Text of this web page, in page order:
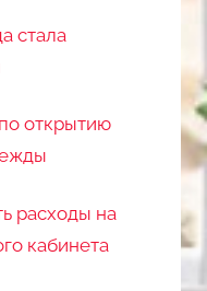
стала
открытию
расходы на
кабинета